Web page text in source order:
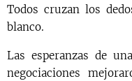
Todos cruzan los
blanco.
Las esperanzas de
negociaciones